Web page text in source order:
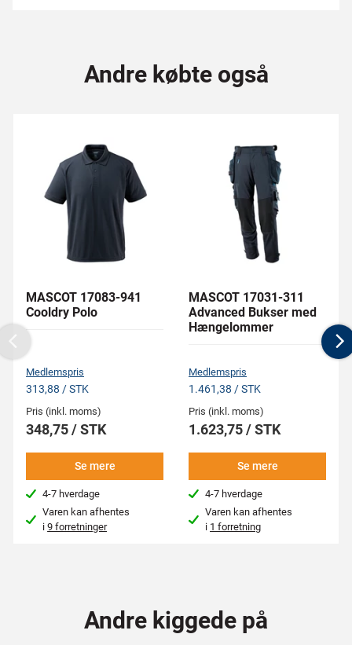
Andre købte også
MASCOT 17083-941
Cooldry Polo
Medlemspris
313,88 / STK
Pris (inkl. moms)
348,75 / STK
Se mere
4-7 hverdage
Varen kan afhentes
i9 forretninger
MASCOT 17031-311
Advanced Bukser med
Hængelommer
Medlemspris
1.461,38 / STK
Pris (inkl. moms)
1.623,75 / STK
Se mere
4-7 hverdage
Varen kan afhentes
i 1 forretning
Previous
Andre kiggede på